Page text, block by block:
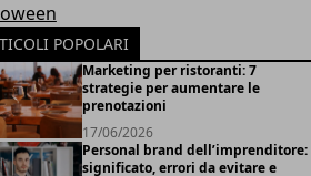
POPOLARI
Marketing per ristoranti: 7
strategie per aumentare le
prenotazioni
17/06/2026
Personal brand dell’imprenditore:
significato, errori da evitare e